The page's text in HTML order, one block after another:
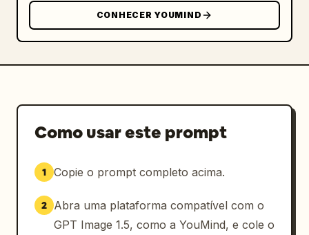
CONHECER YOUMIND
Como usar este prompt
1 Copie o prompt completo acima.
2
Abra uma plataforma compatível com o
GPT Image 1.5, como a YouMind, e cole o